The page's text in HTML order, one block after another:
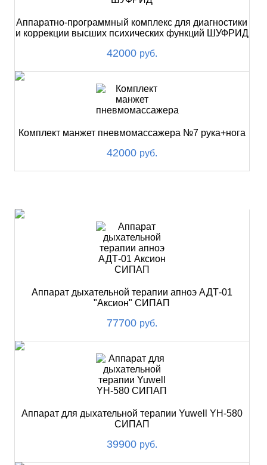
Аппаратно-программный комплекс для диагностики
и коррекции высших психических функций ШУФРИД
42000 руб.
Комплект манжет пневмомассажера №7 рука+нога
42000 руб.
Аппарат дыхательной терапии апноэ АДТ-01
"Аксион" СИПАП
77700 руб.
Аппарат для дыхательной терапии Yuwell YH-580
СИПАП
39900 руб.